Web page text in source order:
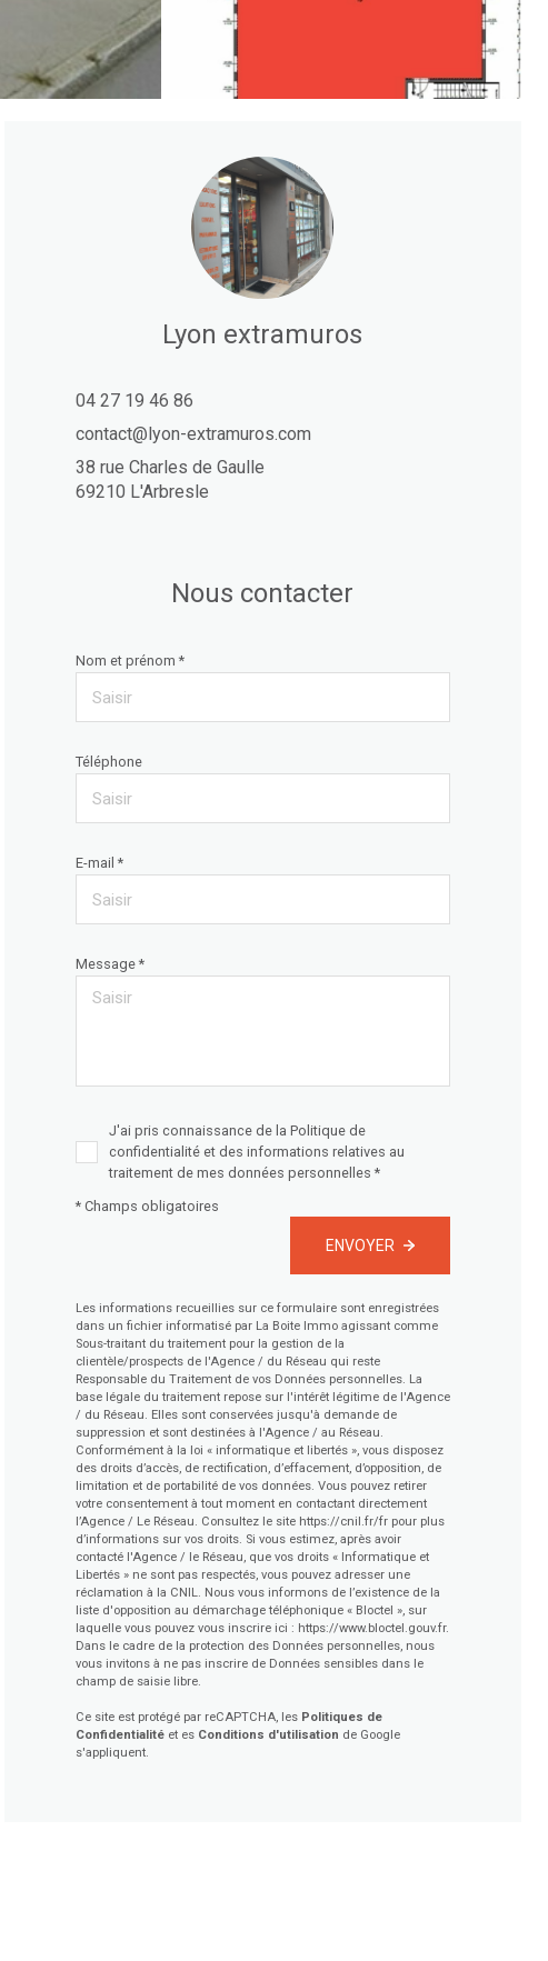
Lyon extramuros
04 27 19 46 86
contact@lyon-extramuros.com
38 rue Charles de Gaulle
69210 L'Arbresle
Nous contacter
Nom et prénom *
Téléphone
E-mail *
Message *
J'ai pris connaissance de la Politique de
confidentialité et des informations relatives au
traitement de mes données personnelles *
* Champs obligatoires
ENVOYER
Les informations recueillies sur ce formulaire sont enregistrées
dans un fichier informatisé par La Boite Immo agissant comme
Sous-traitant du traitement pour la gestion de la
clientèle/prospects de l'Agence / du Réseau qui reste
Responsable du Traitement de vos Données personnelles. La
base légale du traitement repose sur l'intérêt légitime de l'Agence
/ du Réseau. Elles sont conservées jusqu'à demande de
suppression et sont destinées à l'Agence / au Réseau.
Conformément à la loi « informatique et libertés », vous disposez
des droits d’accès, de rectification, d’effacement, d’opposition, de
limitation et de portabilité de vos données. Vous pouvez retirer
votre consentement à tout moment en contactant directement
l’Agence / Le Réseau. Consultez le site https://cnil.fr/frpour plus
d’informations sur vos droits. Si vous estimez, après avoir
contacté l'Agence / le Réseau, que vos droits « Informatique et
Libertés » ne sont pas respectés, vous pouvez adresser une
réclamation à la CNIL. Nous vous informons de l’existence de la
liste d'opposition au démarchage téléphonique « Bloctel », sur
laquelle vous pouvez vous inscrire ici : https://www.bloctel.gouv.fr.
Dans le cadre de la protection des Données personnelles, nous
vous invitons à ne pas inscrire de Données sensibles dans le
champ de saisie libre.
Ce site est protégé par reCAPTCHA, les Politiques de
Confidentialitéet es Conditions d'utilisation de Google
s'appliquent.